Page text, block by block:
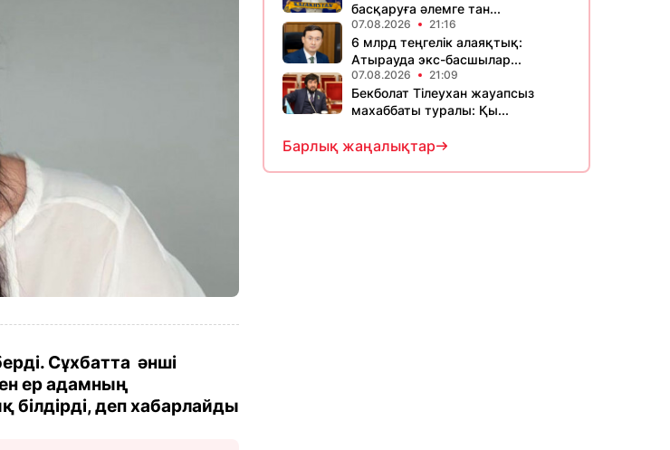
Сұхбатта әнші
ер адамның
деп хабарлайды
басқаруға әлемге тан...
07.08.2026 21:16
6 млрд теңгелік алаяқтық:
Атырауда экс-басшылар...
07.08.2026 21:09
Бекболат Тілеухан жауапсыз
махаббаты туралы: Қы...
Барлық жаңалықтар